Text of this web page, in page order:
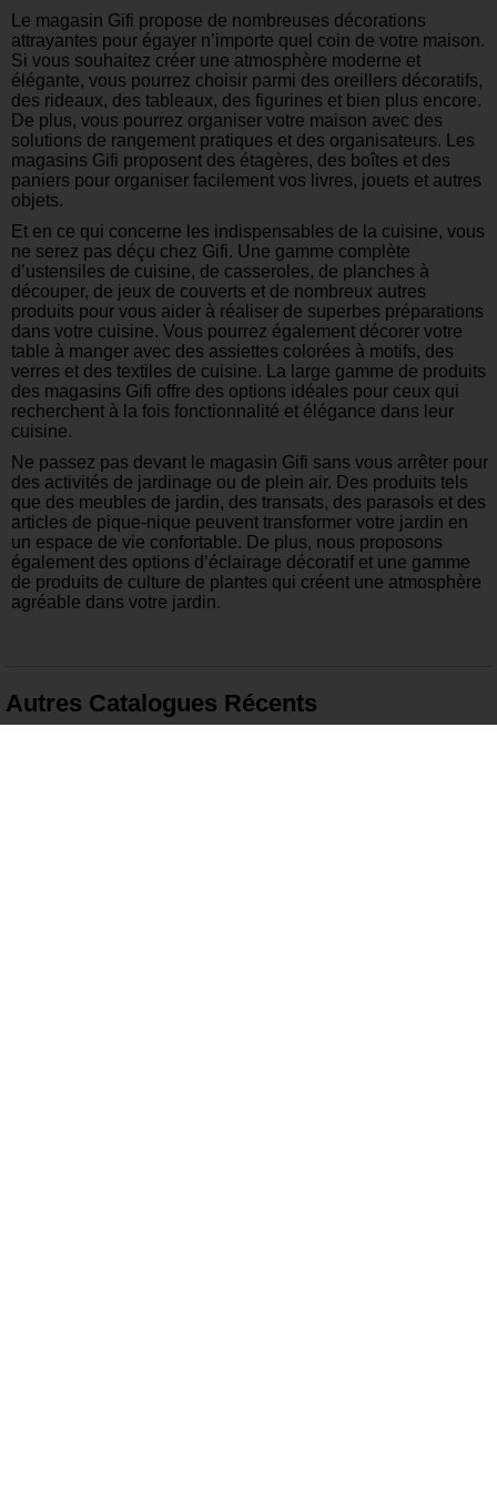
Le magasin Gifi propose de nombreuses décorations
attrayantes pour égayer n’importe quel coin de votre maison.
Si vous souhaitez créer une atmosphère moderne et
élégante, vous pourrez choisir parmi des oreillers décoratifs,
des rideaux, des tableaux, des figurines et bien plus encore.
De plus, vous pourrez organiser votre maison avec des
solutions de rangement pratiques et des organisateurs. Les
magasins Gifi proposent des étagères, des boîtes et des
paniers pour organiser facilement vos livres, jouets et autres
objets.
Et en ce qui concerne les indispensables de la cuisine, vous
ne serez pas déçu chez Gifi. Une gamme complète
d’ustensiles de cuisine, de casseroles, de planches à
découper, de jeux de couverts et de nombreux autres
produits pour vous aider à réaliser de superbes préparations
dans votre cuisine. Vous pourrez également décorer votre
table à manger avec des assiettes colorées à motifs, des
verres et des textiles de cuisine. La large gamme de produits
des magasins Gifi offre des options idéales pour ceux qui
recherchent à la fois fonctionnalité et élégance dans leur
cuisine.
Ne passez pas devant le magasin Gifi sans vous arrêter pour
des activités de jardinage ou de plein air. Des produits tels
que des meubles de jardin, des transats, des parasols et des
articles de pique-nique peuvent transformer votre jardin en
un espace de vie confortable. De plus, nous proposons
également des options d’éclairage décoratif et une gamme
de produits de culture de plantes qui créent une atmosphère
agréable dans votre jardin.
Autres Catalogues Récents